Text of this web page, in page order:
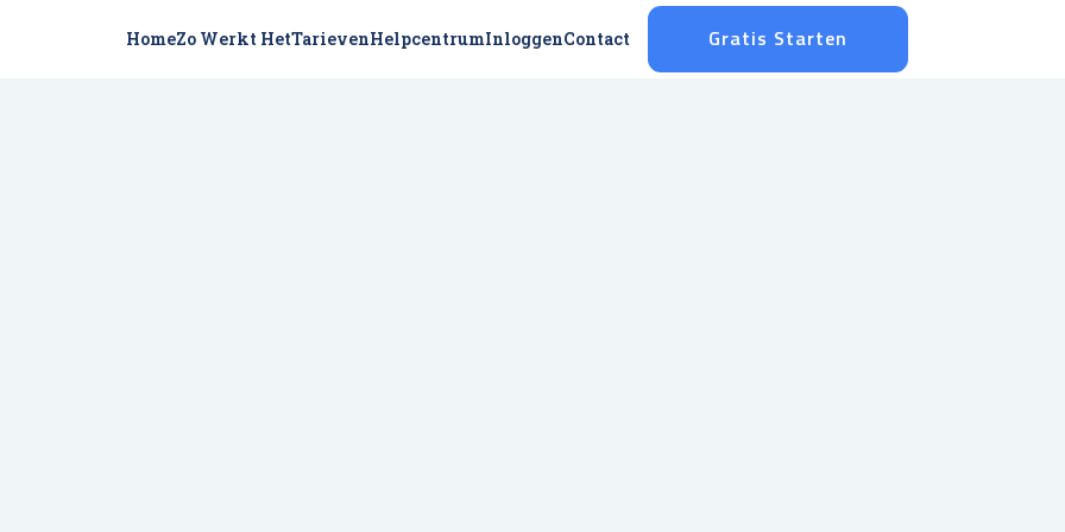
HomeZo Werkt HetTarievenHelpcentrumInloggenContact Gratis Starten